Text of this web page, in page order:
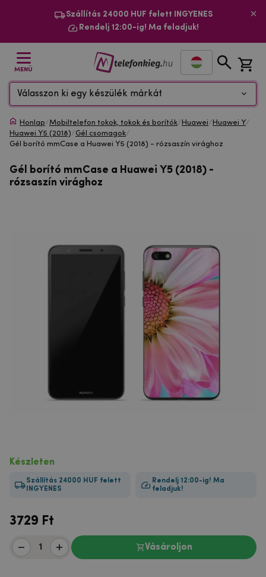
Szállítás 24000 HUF felett INGYENES
Rendelj 12:00-ig! Ma feladjuk!
MENÜ
Válasszon ki egy készülék márkát
Honlap/Mobiltelefon tokok, tokok és borítók/ Huawei/ Huawei Y/
Huawei Y5 (2018)/Gél csomagok/
Gél borító mmCase a Huawei Y5 (2018) - rózsaszín virághoz
Gél borító mmCase a Huawei Y5 (2018) -
rózsaszín virághoz
Készleten
Szállítás 24000 HUF felett
INGYENES
Rendelj 12:00-ig! Ma
feladjuk!
3729 Ft
Vásároljon